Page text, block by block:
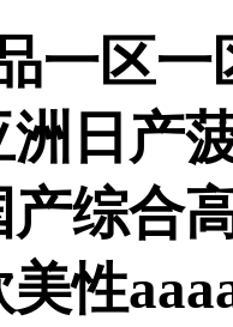
一区
日产
产综合
性